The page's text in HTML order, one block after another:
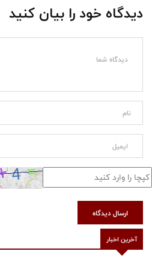
دیدگاه خود را بیان کنید
ارسال دیدگاه
آخرین اخبار